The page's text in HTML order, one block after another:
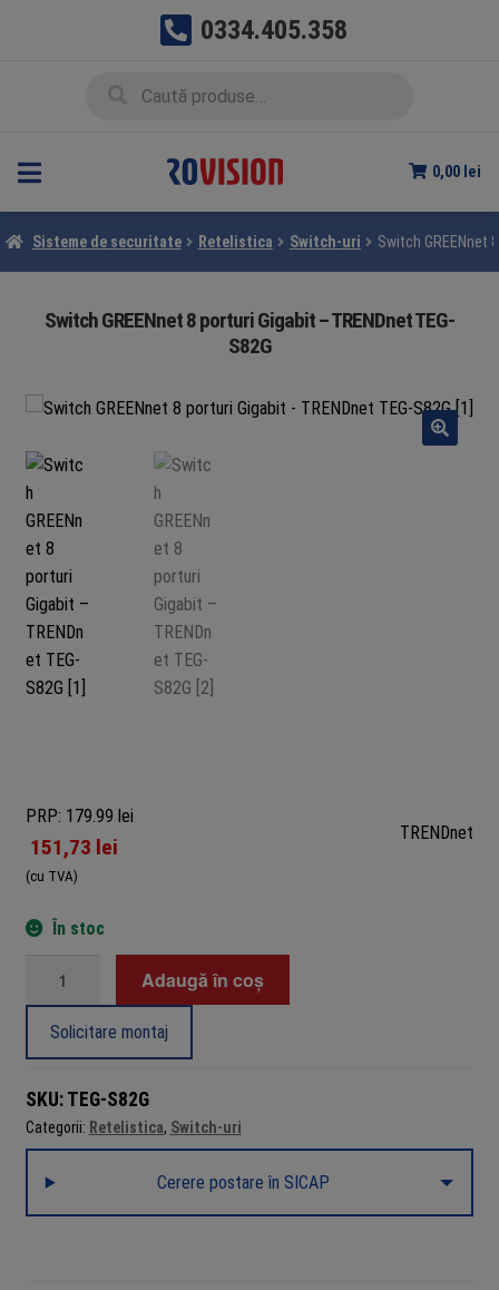
0334.405.358
0,00 lei
Sisteme de securitate Retelistica Switch-uri Switch GREENnet
Switch GREENnet 8 porturi Gigabit – TRENDnet TEG-
S82G
PRP: 179.99 lei
151,73 lei
(cu TVA)
TRENDnet
În stoc
GREENnet
Gigabit
-
TEG-
S82G
Adaugă în coș
Solicitare montaj
SKU: TEG-S82G
Categorii: Retelistica, Switch-uri
Cerere postare în SICAP